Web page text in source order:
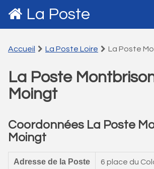
La Poste
Accueil La Poste Loire La Poste
La Poste
Moingt
Coordonnées La Poste
Moingt
Adresse de la Poste 6 place du